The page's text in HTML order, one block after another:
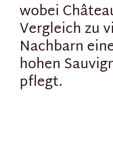
wobei
Vergleich zu
Nachbarn
hohen
pflegt.